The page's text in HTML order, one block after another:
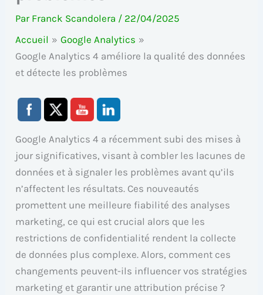
Par Franck Scandolera / 22/04/2025
Accueil
Google Analytics
Google Analytics 4 améliore la qualité des données
et détecte les problèmes
Google Analytics 4 a récemment subi des mises à
jour significatives, visant à combler les lacunes de
données et à signaler les problèmes avant qu’ils
n’affectent les résultats. Ces nouveautés
promettent une meilleure fiabilité des analyses
marketing, ce qui est crucial alors que les
restrictions de confidentialité rendent la collecte
de données plus complexe. Alors, comment ces
changements peuvent-ils influencer vos stratégies
marketing et garantir une attribution précise ?